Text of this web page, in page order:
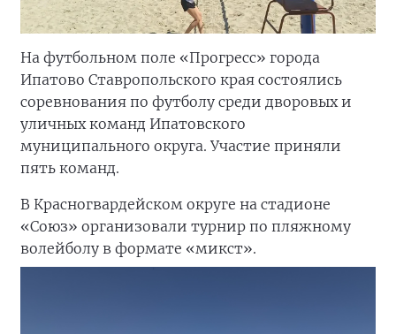
На футбольном поле «Прогресс» города
Ипатово Ставропольского края состоялись
соревнования по футболу среди дворовых и
уличных команд Ипатовского
муниципального округа. Участие приняли
пять команд.
В Красногвардейском округе на стадионе
«Союз» организовали турнир по пляжному
волейболу в формате «микст».